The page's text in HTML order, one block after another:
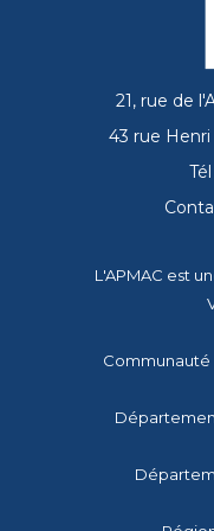
21, rue de
43 rue
L'APMAC est